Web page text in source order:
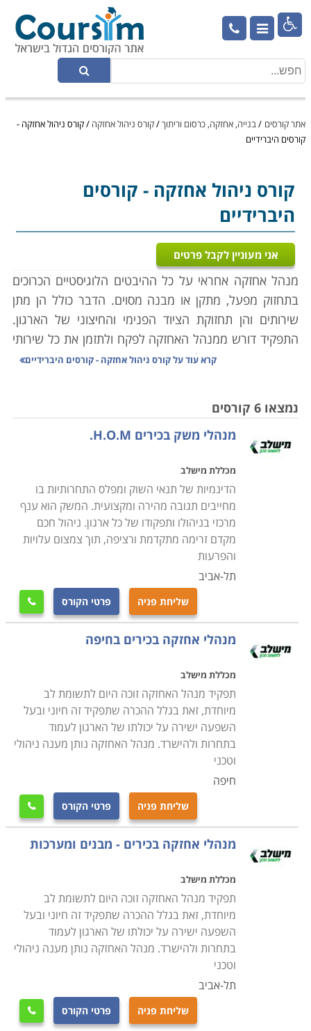

אתר קורסים /בנייה, אחזקה, כרסום וריתוך/קורס ניהול אחזקה /קורס ניהול אחזקה -
קורסים היברידיים
קורס ניהול אחזקה - קורסים
היברידיים
אני מעוניין לקבל פרטים
מנהל אחזקה אחראי על כל ההיבטים הלוגיסטיים הכרוכים
בתחזוק מפעל, מתקן או מבנה מסוים. הדבר כולל הן מתן
שירותים והן תחזוקת הציוד הפנימי והחיצוני של הארגון.
התפקיד דורש ממנהל האחזקה לפקח ולתזמן את כל שירותי
האחזקה הנדרשים, לוודא את איכות השירות ותקני המוצרים
האחזקה עליו להיות מוכשר, מיומן ובעל הידע הנדרש על
מנת לעסוק בתפקיד ביעילות.
קורס ניהול אחזקה מספק ידע רב בתחום ומאפשר לעסוק
כמנהל אחזקה הן בארגונים מסחריים והן בארגונים ציבוריים
ופרטיים. במסגרת הקורס נלמדים נושאים מגוונים כדוגמת
תיקונים טכניים של אלמנטים שונים במבנה, התקנת ריהוט
וציוד כדוגמת ארונות, מדפים, לוחות ומזגנים. כמו כן נלמדים
תחומים כדוגמת קשר עם ספקים ועם מנהלים
עוד נרכשת היכולת לבצע סקירה של המוסד או המבנה
בתחום אחריותו של איש המקצוע בניסיון לאתר מפגעים
הדורשים תיקון כמו למשל, מעליות שפג תוקף האחריות
עליהן ויש להזמין את חברת המעליות לתחזוקה שוטפת,
מזגנים רעועים הנוטים ליפול ומהווים סיכון בטיחותי, עצים
בסביבת חצר המוסד שיש לטפל בהם על מנת למנוע סיכון
בטיחותי וכדומה.
למי מיועד הקורס
הקורס מיועד לכל אדם המבקש לעסוק בתחום מעניין מאוד
המספק אתגר וסיפוק רב. עוד הוא מיועד לאנשים האוהבים
לעבוד עם הידיים, לתקן דברים ולהפעיל רמה גבוהה של
יצירתיות. אחזקה היא מקצוע המגלם בתוכו מגוון תחומים
ומקצועות, תוך שימוש בשיטות עבודה מגוונות. לכן, קורס
ניהול אחזקה מקנה ידע בסיסי במגוון תחומים כדוגמת
אינסטלציה, נגרות, מסגרות, מנעולנות, חשמל וכדומה.
במסגרת הקורס למעשה תלמדו כיצד להעניק אחזקה
שוטפת בתחומים אלו וכן באילו אנשי מקצוע יש להסתייע
במקרה הצורך.חשוב לזכור כי עולם האחזקה הוא מגוון מאוד
ודורש ידע נרחב בתחומים רבים. הקורס יקנה לכם את
היכולת לשמור על רמת תחזוקה גבוהה במוסד או ארגון וכן
את הכישורים להתמודד מול האתגרים הטכניים של צוות
קרא עוד עלקורס ניהול אחזקה - קורסים היברידיים
נמצאו 6 קורסים
מנהלי משק בכירים H.O.M.
מכללת מישלב
הדינמיות של תנאי השוק ומפלס התחרותיות בו
מחייבים תגובה מהירה ומקצועית. המשק הוא ענף
מרכזי בניהולו ותפקודו של כל ארגון. ניהול חכם
מקדם זרימה מתקדמת ורציפה, תוך צמצום עלויות
והפרעות
תל-אביב
שליחת פניה פרטי הקורס 
מנהלי אחזקה בכירים בחיפה
מכללת מישלב
תפקיד מנהל האחזקה זוכה היום לתשומת לב
מיוחדת, זאת בגלל ההכרה שתפקיד זה חיוני ובעל
השפעה ישירה על יכולתו של הארגון לעמוד
בתחרות ולהישרד. מנהל האחזקה נותן מענה ניהולי
וטכני
חיפה
שליחת פניה פרטי הקורס 
מנהלי אחזקה בכירים - מבנים ומערכות
מכללת מישלב
תפקיד מנהל האחזקה זוכה היום לתשומת לב
מיוחדת, זאת בגלל ההכרה שתפקיד זה חיוני ובעל
השפעה ישירה על יכולתו של הארגון לעמוד
בתחרות ולהישרד. מנהל האחזקה נותן מענה ניהולי
וטכני
תל-אביב
שליחת פניה פרטי הקורס 